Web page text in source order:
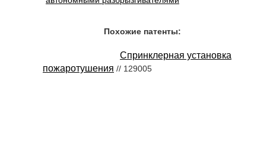
Похожие патенты:
Спринклерная установка
пожаротушения // 129005